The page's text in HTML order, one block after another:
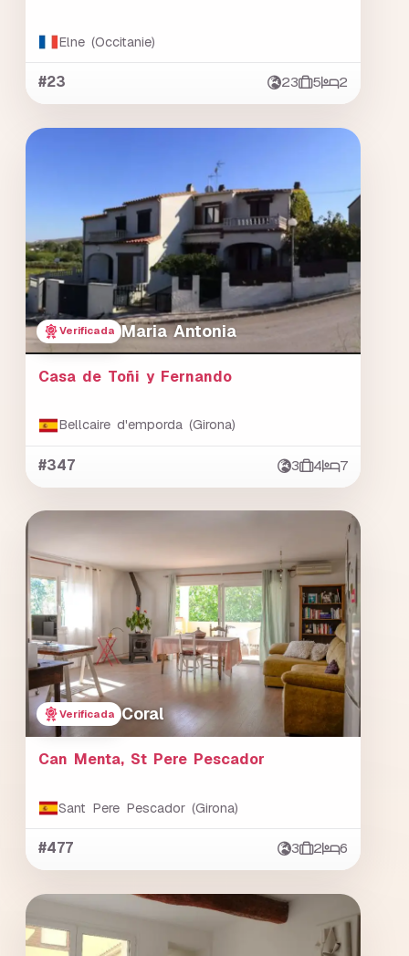
Elne (Occitanie)
#23 23 5 2
Verificada Maria Antonia
Casa de Toñi y Fernando
Bellcaire d'emporda (Girona)
#347 3 4 7
Verificada Coral
Can Menta, St Pere Pescador
Sant Pere Pescador (Girona)
#477 3 2 6